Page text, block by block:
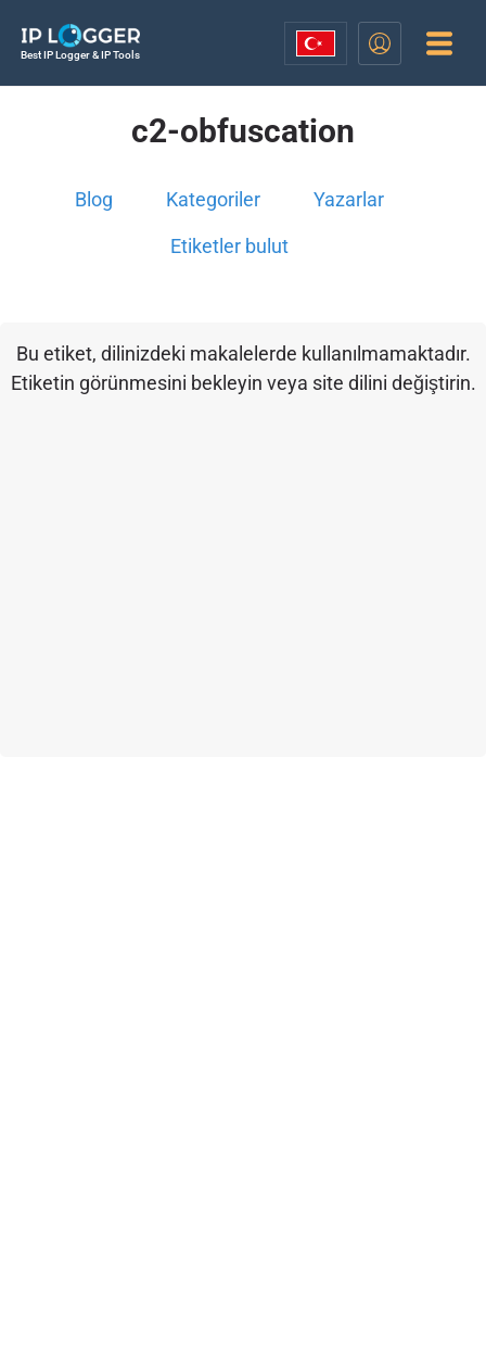
Best IP Logger & IP Tools
c2-obfuscation
Blog Kategoriler Yazarlar
Etiketler bulut